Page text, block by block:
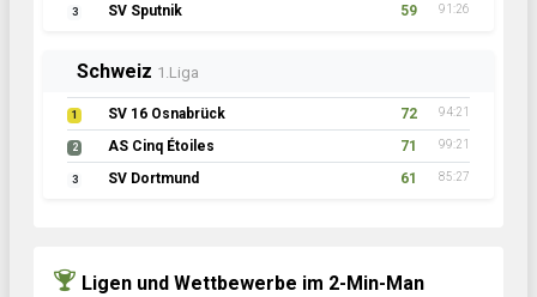
3 SV Sputnik 59 91:26
Schweiz 1.Liga
1 SV 16 Osnabrück 72 94:21
2 AS Cinq Étoiles 71 99:21
3 SV Dortmund 61 85:27
Ligen und Wettbewerbe im 2-Min-Man